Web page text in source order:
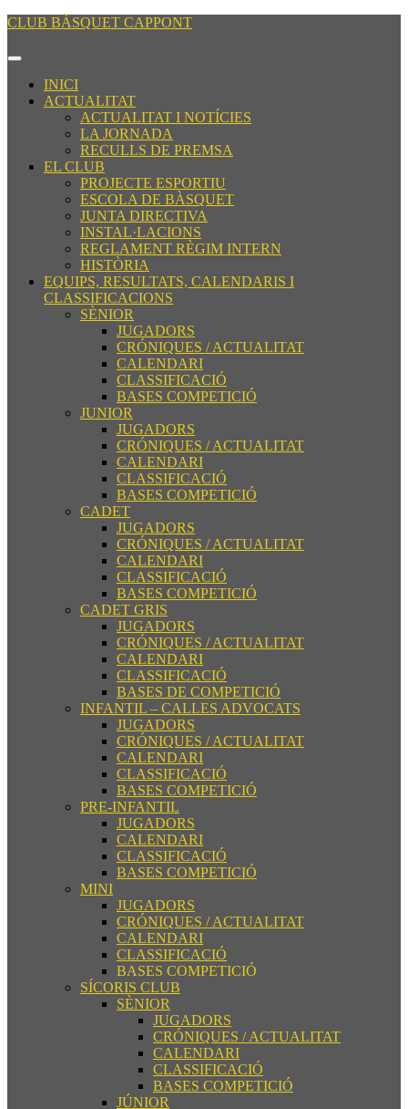
Saltar
contenido
contenido
CLUB BÀSQUET CAPPONT
Botón
aperturaINICI
ACTUALITAT
ACTUALITAT I NOTÍCIES
LA JORNADA
RECULLS DE PREMSA
EL CLUB
PROJECTE ESPORTIU
ESCOLA DE BÀSQUET
JUNTA DIRECTIVA
INSTAL·LACIONS
REGLAMENT RÈGIM INTERN
HISTÒRIA
EQUIPS, RESULTATS, CALENDARIS I
CLASSIFICACIONS
SÈNIOR
JUGADORS
CRÓNIQUES / ACTUALITAT
CALENDARI
CLASSIFICACIÓ
BASES COMPETICIÓ
JUNIOR
JUGADORS
CRÓNIQUES / ACTUALITAT
CALENDARI
CLASSIFICACIÓ
BASES COMPETICIÓ
CADET
JUGADORS
CRÓNIQUES / ACTUALITAT
CALENDARI
CLASSIFICACIÓ
BASES COMPETICIÓ
CADET GRIS
JUGADORS
CRÓNIQUES / ACTUALITAT
CALENDARI
CLASSIFICACIÓ
BASES DE COMPETICIÓ
INFANTIL – CALLES ADVOCATS
JUGADORS
CRÓNIQUES / ACTUALITAT
CALENDARI
CLASSIFICACIÓ
BASES COMPETICIÓ
PRE-INFANTIL
JUGADORS
CALENDARI
CLASSIFICACIÓ
BASES COMPETICIÓ
MINI
JUGADORS
CRÓNIQUES / ACTUALITAT
CALENDARI
CLASSIFICACIÓ
BASES COMPETICIÓ
SÍCORIS CLUB
SÈNIOR
JUGADORS
CRÓNIQUES / ACTUALITAT
CALENDARI
CLASSIFICACIÓ
BASES COMPETICIÓ
JÚNIOR